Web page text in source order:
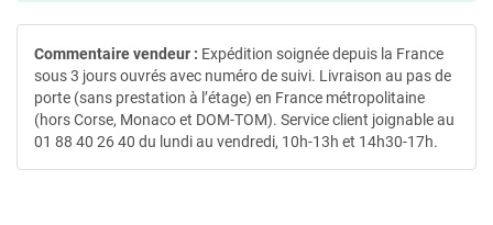
Commentaire vendeur : Expédition soignée depuis la France
sous 3 jours ouvrés avec numéro de suivi. Livraison au pas de
porte (sans prestation à l’étage) en France métropolitaine
(hors Corse, Monaco et DOM-TOM). Service client joignable au
01 88 40 26 40 du lundi au vendredi, 10h-13h et 14h30-17h.